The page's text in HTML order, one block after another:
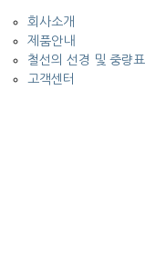
회사소개
제품안내
철선의 선경 및 중량표
고객센터